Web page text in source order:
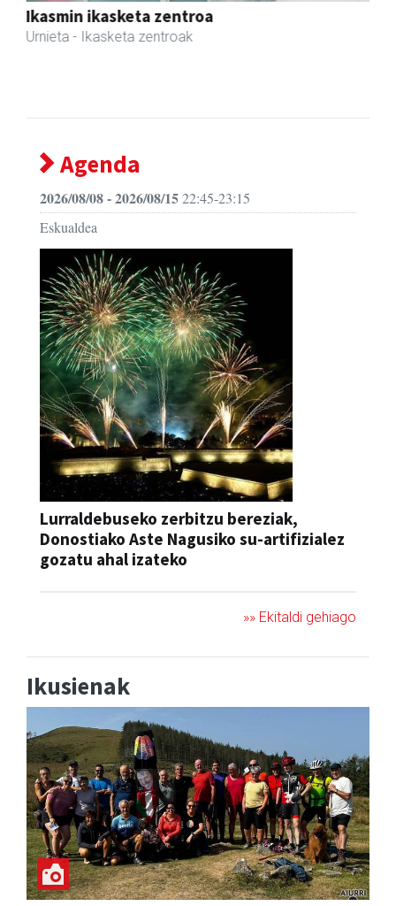
Aldama tapia aholkularitza
Andoain - Aholkularitza
Agenda
2026/08/08 - 2026/08/1522:45-23:15
Eskualdea
Lurraldebuseko zerbitzu bereziak,
Donostiako Aste Nagusiko su-artifizialez
gozatu ahal izateko
»» Ekitaldi gehiago
Ikusienak